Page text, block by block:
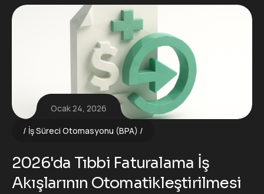
Ocak 24, 2026
İş Süreci Otomasyonu (BPA)
2026'da Tıbbi Faturalama İş
Akışlarının Otomatikleştirilmesi